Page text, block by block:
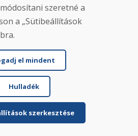
megjelenítése >
szeretné a
a „Sütibeállítások
el mindent
Hulladék
szerkesztése